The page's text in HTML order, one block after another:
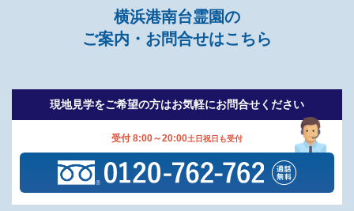
横浜港南台霊園の
ご案内・お問合せはこちら
現地見学をご希望の方はお気軽にお問合せください
受付 8:00～20:00土日祝日も受付